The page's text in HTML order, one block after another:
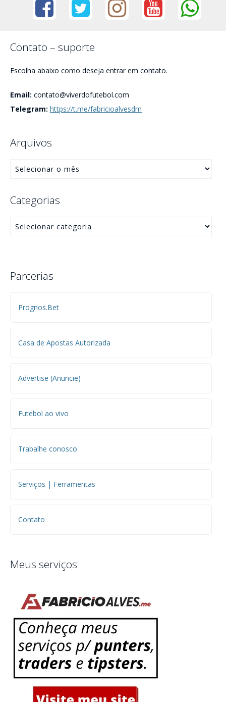
Contato – suporte
Escolha abaixo como deseja entrar em contato.
Email: contato@viverdofutebol.com
Telegram: https://t.me/fabricioalvesdm
Arquivos
Categorias
Parcerias
Prognos.Bet
Casa de Apostas Autorizada
Advertise (Anuncie)
Futebol ao vivo
Trabalhe conosco
Serviços | Ferramentas
Contato
Meus serviços